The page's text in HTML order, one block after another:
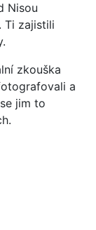
Nisou
Ti zajistili
zkouška
a
jim to